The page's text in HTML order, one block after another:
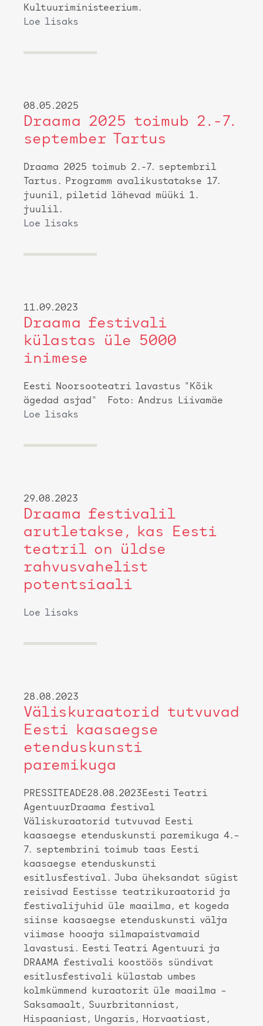
Kultuuriministeerium.
Loe lisaks
08.05.2025
Draama 2025 toimub 2.-7.
september Tartus
Draama 2025 toimub 2.-7. septembril
Tartus. Programm avalikustatakse 17.
juunil, piletid lähevad müüki 1.
juulil.
Loe lisaks
11.09.2023
Draama festivali
külastas üle 5000
inimese
Eesti Noorsooteatri lavastus "Kõik
ägedad asjad" Foto: Andrus Liivamäe
Loe lisaks
29.08.2023
Draama festivalil
arutletakse, kas Eesti
teatril on üldse
rahvusvahelist
potentsiaali
Loe lisaks
28.08.2023
Väliskuraatorid tutvuvad
Eesti kaasaegse
etenduskunsti
paremikuga
PRESSITEADE28.08.2023Eesti Teatri
AgentuurDraama festival
Väliskuraatorid tutvuvad Eesti
kaasaegse etenduskunsti paremikuga 4.–
7. septembrini toimub taas Eesti
kaasaegse etenduskunsti
esitlusfestival. Juba üheksandat sügist
reisivad Eestisse teatrikuraatorid ja
festivalijuhid üle maailma, et kogeda
siinse kaasaegse etenduskunsti välja
viimase hooaja silmapaistvamaid
lavastusi. Eesti Teatri Agentuuri ja
DRAAMA festivali koostöös sündivat
esitlusfestivali külastab umbes
kolmkümmend kuraatorit üle maailma –
Saksamaalt, Suurbritanniast,
Hispaaniast, Ungaris, Horvaatiast,